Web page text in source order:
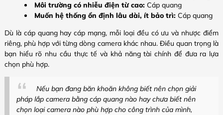
Môi trường có nhiễu điện từ cao: Cáp quang
Muốn hệ thống ổn định lâu dài, ít bảo trì: Cáp quang
Dù là cáp quang hay cáp mạng, mỗi loại đều có ưu và nhược điểm
riêng, phù hợp với từng dòng camera khác nhau. Điều quan trọng là
bạn hiểu rõ nhu cầu thực tế và khả năng tài chính để đưa ra lựa
chọn phù hợp.
Nếu bạn đang băn khoăn không biết nên chọn giải
pháp lắp camera bằng cáp quang nào hay chưa biết nên
chọn loại camera nào phù hợp cho công trình của mình,